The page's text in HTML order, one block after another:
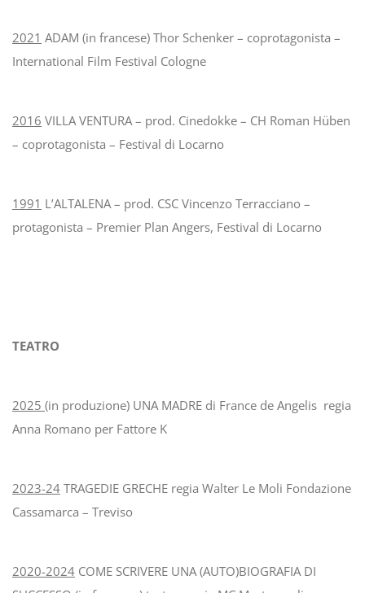
2021 ADAM (in francese) Thor Schenker – coprotagonista –
International Film Festival Cologne
2016 VILLA VENTURA – prod. Cinedokke – CH Roman Hüben
– coprotagonista – Festival di Locarno
1991 L’ALTALENA – prod. CSC Vincenzo Terracciano –
protagonista – Premier Plan Angers, Festival di Locarno
TEATRO
2025 (in produzione) UNA MADRE di France de Angelis regia
Anna Romano per Fattore K
2023-24 TRAGEDIE GRECHE regia Walter Le Moli Fondazione
Cassamarca – Treviso
2020-2024 COME SCRIVERE UNA (AUTO)BIOGRAFIA DI